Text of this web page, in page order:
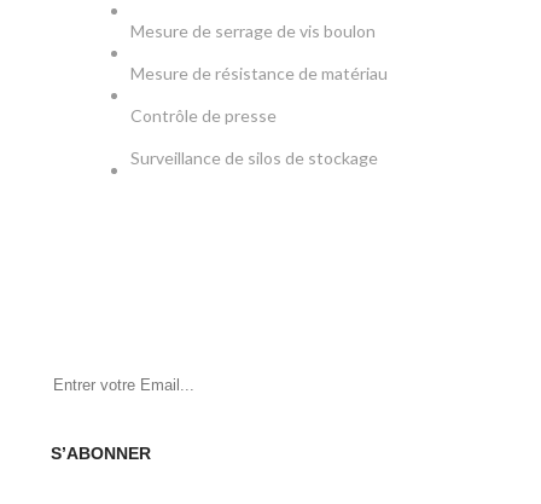
Mesure de serrage de vis boulon
Mesure de résistance de matériau
Contrôle de presse
Surveillance de silos de stockage
S’ABONNER